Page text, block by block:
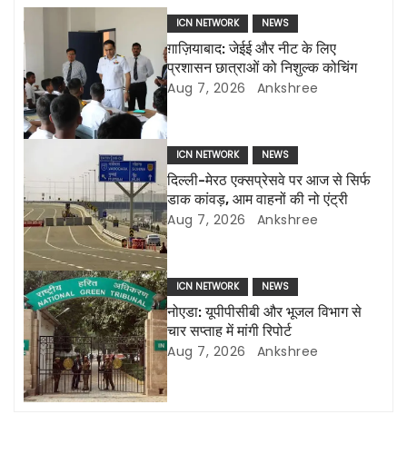
a
v
i
g
a
t
i
o
n
ICN NETWORK NEWS
ग़ाज़ियाबाद: जेईई और नीट के लिए
प्रशासन छात्राओं को निशुल्क कोचिंग
Aug 7, 2026 Ankshree
ICN NETWORK NEWS
दिल्ली-मेरठ एक्सप्रेसवे पर आज से सिर्फ
डाक कांवड़, आम वाहनों की नो एंट्री
Aug 7, 2026 Ankshree
ICN NETWORK NEWS
नोएडा: यूपीपीसीबी और भूजल विभाग से
चार सप्ताह में मांगी रिपोर्ट
Aug 7, 2026 Ankshree